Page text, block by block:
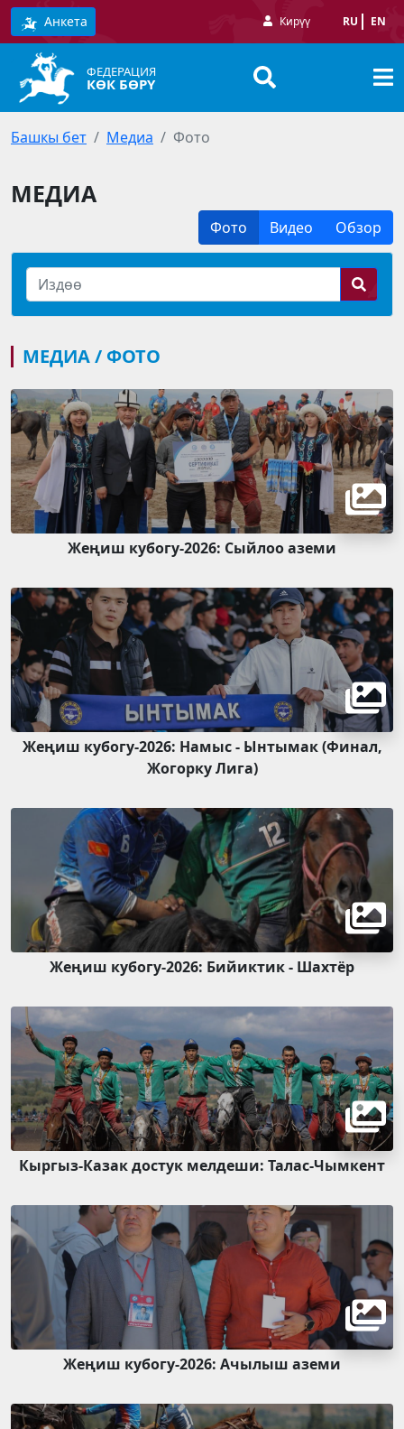
Анкета Кирүү RU EN
ФЕДЕРАЦИЯ
КӨК БӨРҮ
Башкы бет Медиа Фото
МЕДИА
Фото Видео Обзор
МЕДИА / ФОТО
Жеңиш кубогу-2026: Сыйлоо аземи
Жеңиш кубогу-2026: Намыс - Ынтымак (Финал,
Жогорку Лига)
Жеңиш кубогу-2026: Бийиктик - Шахтёр
Кыргыз-Казак достук мелдеши: Талас-Чымкент
Жеңиш кубогу-2026: Ачылыш аземи